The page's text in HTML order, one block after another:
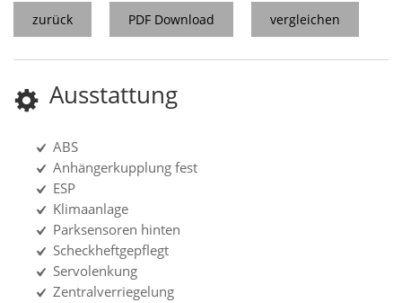
zurück PDF Download vergleichen
Ausstattung
ABS
Anhängerkupplung fest
ESP
Klimaanlage
Parksensoren hinten
Scheckheftgepflegt
Servolenkung
Zentralverriegelung